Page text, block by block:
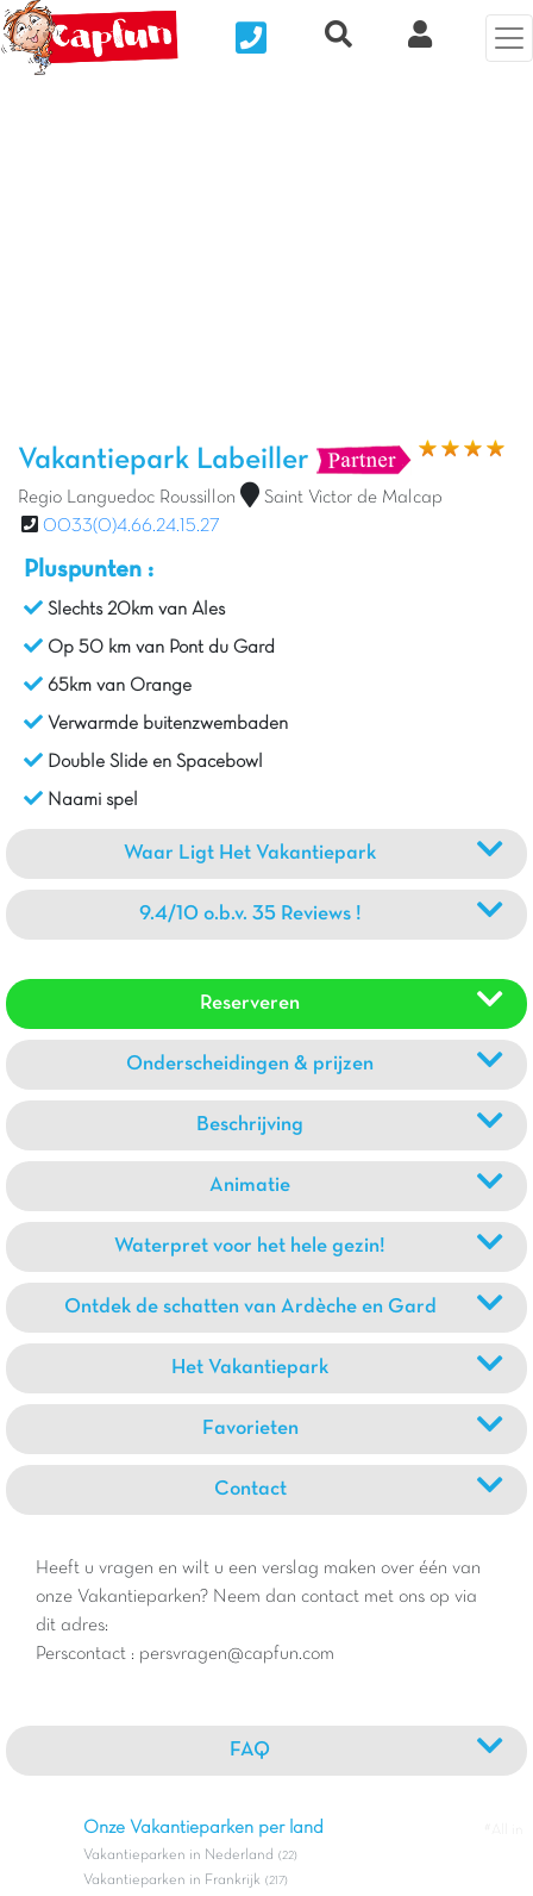
Nous contacterRecherche rapide
Mijn Clix
Vakantiepark Labeiller
Regio Languedoc Roussillon
Saint Victor de Malcap
0033(0)4.66.24.15.27
Pluspunten :
Slechts 20km van Ales
Op 50 km van Pont du Gard
65km van Orange
Verwarmde buitenzwembaden
Double Slide en Spacebowl
Naami spel
Waar Ligt Het Vakantiepark
9.4/10 o.b.v. 35 Reviews !
Reserveren
Onderscheidingen & prijzen
Beschrijving
Animatie
Waterpret voor het hele gezin!
Ontdek de schatten van Ardèche en Gard
Het Vakantiepark
Favorieten
Contact
Heeft u vragen en wilt u een verslag maken over één van
onze Vakantieparken? Neem dan contact met ons op via
dit adres:
Perscontact : persvragen@capfun.com
FAQ
Onze Vakantieparken per land
Vakantieparken in Nederland (22)
Vakantieparken in Frankrijk (217)